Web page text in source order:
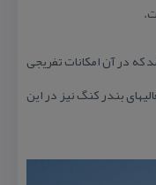
كه در آن امكانات تفریجی
بندر كنگ نیز در این